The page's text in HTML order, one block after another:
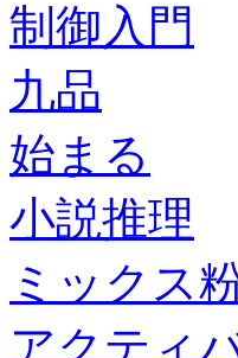
制御入門
九品
始まる
小説推理
ミックス
アクティ